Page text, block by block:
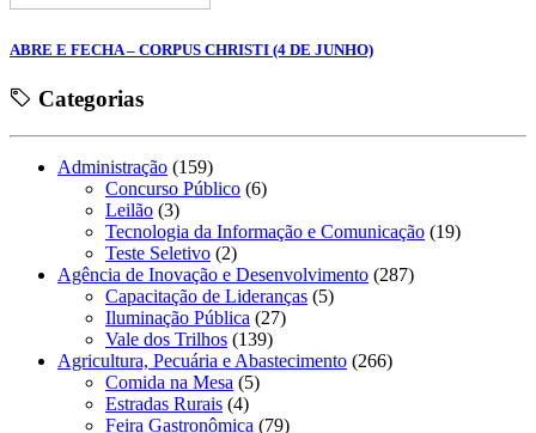
ABRE E FECHA – CORPUS CHRISTI (4 DE JUNHO)
Categorias
Administração (159)
Concurso Público (6)
Leilão (3)
Tecnologia da Informação e Comunicação (19)
Teste Seletivo (2)
Agência de Inovação e Desenvolvimento (287)
Capacitação de Lideranças (5)
Iluminação Pública (27)
Vale dos Trilhos (139)
Agricultura, Pecuária e Abastecimento (266)
Comida na Mesa (5)
Estradas Rurais (4)
Feira Gastronômica (79)